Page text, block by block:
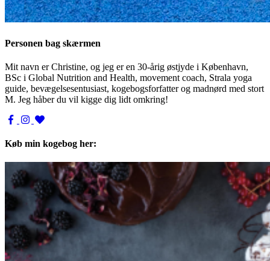
Personen bag skærmen
Mit navn er Christine, og jeg er en 30-årig østjyde i København,
BSc i Global Nutrition and Health, movement coach, Strala yoga
guide, bevægelsesentusiast, kogebogsforfatter og madnørd med stort
M. Jeg håber du vil kigge dig lidt omkring!
Køb min kogebog her: